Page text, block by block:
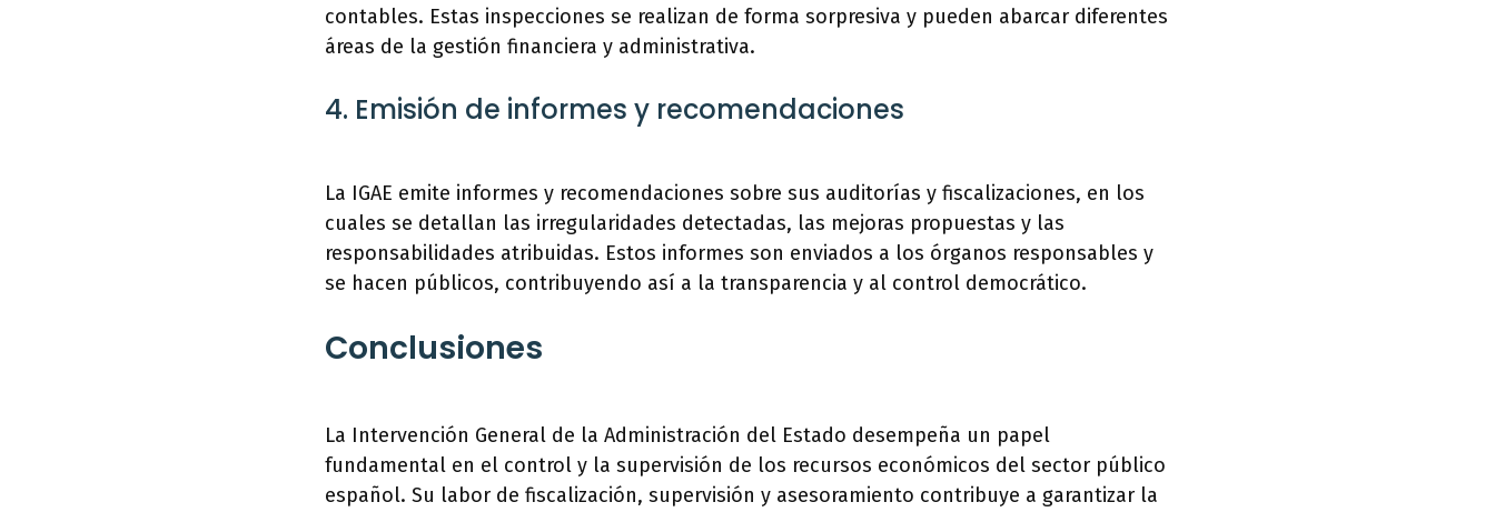
contables. Estas inspecciones se realizan de forma sorpresiva y pueden abarcar diferentes
áreas de la gestión financiera y administrativa.
4. Emisión de informes y recomendaciones
La IGAE emite informes y recomendaciones sobre sus auditorías y fiscalizaciones, en los
cuales se detallan las irregularidades detectadas, las mejoras propuestas y las
responsabilidades atribuidas. Estos informes son enviados a los órganos responsables y
se hacen públicos, contribuyendo así a la transparencia y al control democrático.
Conclusiones
La Intervención General de la Administración del Estado desempeña un papel
fundamental en el control y la supervisión de los recursos económicos del sector público
español. Su labor de fiscalización, supervisión y asesoramiento contribuye a garantizar la